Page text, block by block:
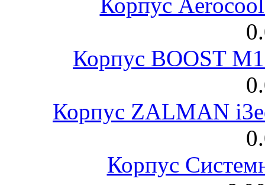
Корпус BOOST
Корпус ZALMAN
Корпус